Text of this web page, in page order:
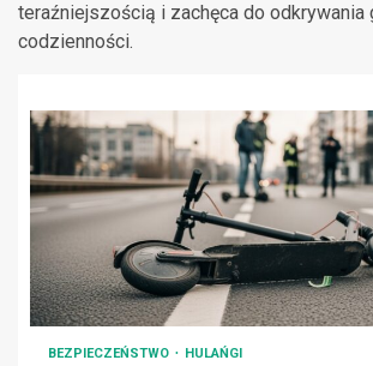
teraźniejszością i zachęca do odkrywania
codzienności.
BEZPIECZEŃSTWO HULAŃGI